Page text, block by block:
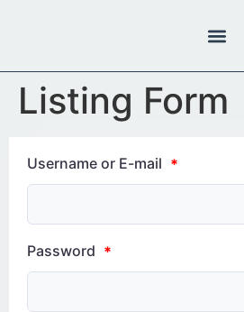
Listing Form
Username or E-mail *
Password *